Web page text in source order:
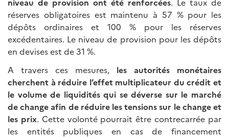
réserves obligatoires est maintenu à 57 % pour les
dépôts ordinaires et 100 % pour les réserves
excédentaires. Le niveau de provision pour les dépôts
en devises est de 31 %.
A travers ces mesures, les autorités monétaires
cherchent à réduire l’effet multiplicateur du crédit et
le volume de liquidités qui se déverse sur le marché
de change afin de réduire les tensions sur le change et
les prix. Cette volonté pourrait être contrecarrée par
les entités publiques en cas de financement